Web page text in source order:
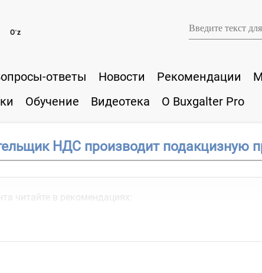
Oʻz
ответы Новости Рекомендации
Обучение Видеотека О Buxgalter Pro
НДС производит подакцизную
читайте в рекомендациях: